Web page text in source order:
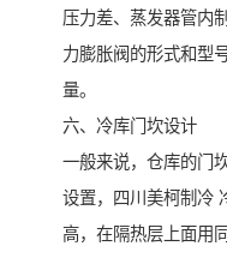
压力差、蒸发器管内
力膨胀阀的形式和型
量。
六、冷库门坎设计
一般来说，仓库的门
设置，四川美柯制冷
高，在隔热层上面用